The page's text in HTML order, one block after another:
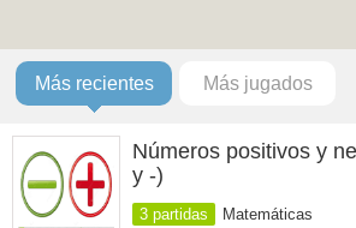
Más recientes Más jugados
Números positivos y
y -)
3 partidas Matemáticas